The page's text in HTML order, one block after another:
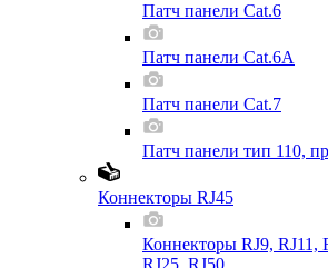
Патч панели Cat.6
Патч панели Cat.6A
Патч панели Cat.7
Патч панели тип 110,
Коннекторы RJ45
Коннекторы RJ9, RJ11,
RJ25, RJ50